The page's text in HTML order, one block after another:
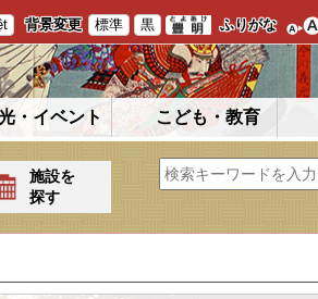
背景変更 標準 黒 ふりがな
・イベント こども・教育
施設を
探す